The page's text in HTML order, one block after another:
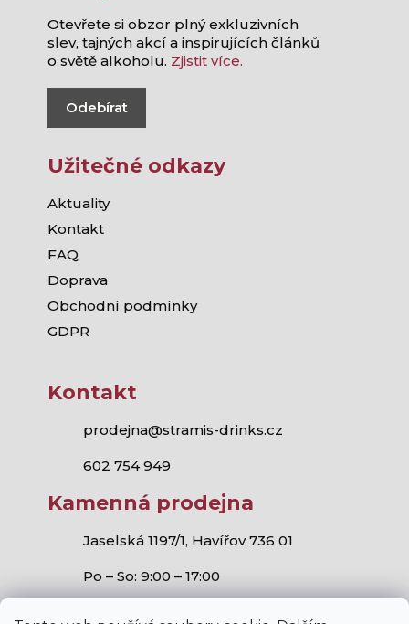
Otevřete si obzor plný exkluzivních
slev, tajných akcí a inspirujících článků
o světě alkoholu. Zjistit více.
Odebírat
Užitečné odkazy
Aktuality
Kontakt
FAQ
Doprava
Obchodní podmínky
GDPR
Kontakt
prodejna@stramis-drinks.cz
602 754 949
Kamenná prodejna
Jaselská 1197/1, Havířov 736 01
Po – So: 9:00 – 17:00